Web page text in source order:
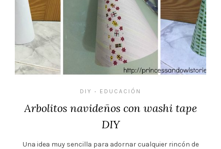
DIY • EDUCACIÓN
Arbolitos navideños con washi tape
DIY
Una idea muy sencilla para adornar cualquier rincón de